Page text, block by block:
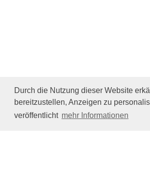
Durch die Nutzung dieser Website
bereitzustellen, Anzeigen zu
veröffentlicht mehr Informationen
Impressum/DatenschutzTierhilfe Verbindet